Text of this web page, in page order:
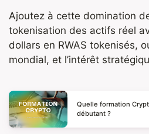
Ajoutez à cette domination
tokenisation des actifs réel
dollars en RWAS tokenisés,
mondial, et l’intérêt
Quelle formation
débutant ?